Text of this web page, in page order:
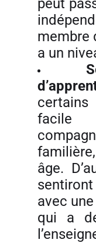
peut
membre
a un
facile
âge.
avec
qui a